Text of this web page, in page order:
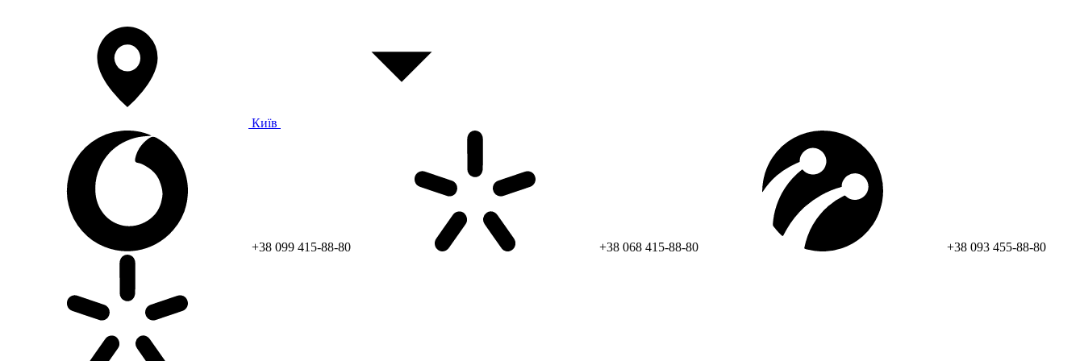
Київ
+38 099 415-88-80 +38 068 415-88-80 +38 093 455-88-80